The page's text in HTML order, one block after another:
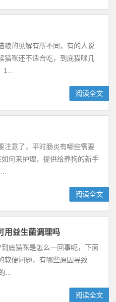
的见解有所不同，有的人说
猫咪还不适合吃，到底猫咪几
阅读全文
意了，平时肠炎有哪些需要
何来护理，提供给养狗的新手
阅读全文
用益生菌调理吗
底猫咪是怎么一回事呢，下面
软便问题，有哪些原因导致
阅读全文